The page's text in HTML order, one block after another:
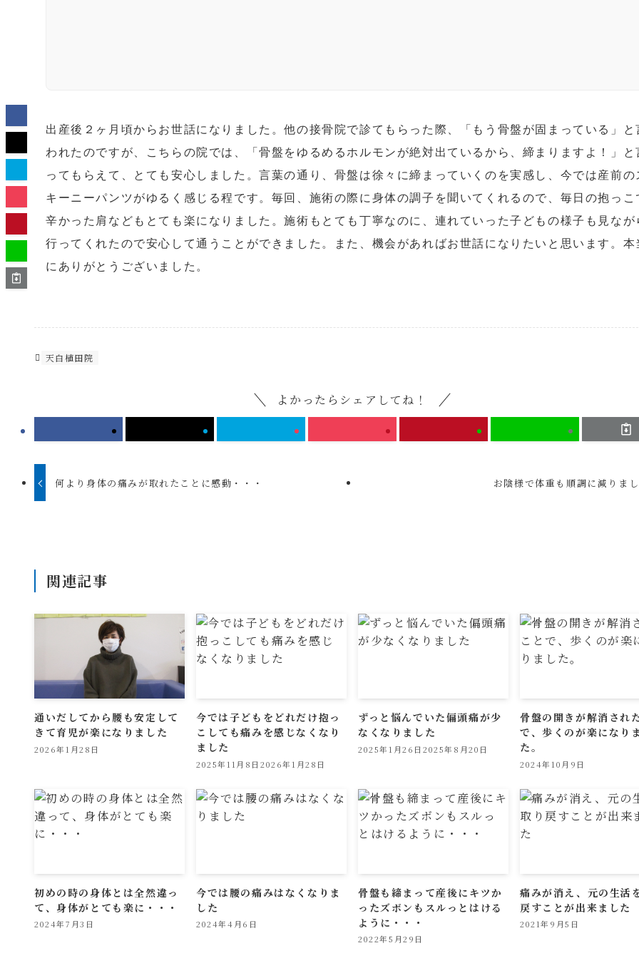
出産後２ヶ月頃からお世話になりました。他の接骨院で診てもらった際、「もう骨盤が固まっている」と
われたのですが、こちらの院では、「骨盤をゆるめるホルモンが絶対出ているから、締まりますよ！」と
ってもらえて、とても安心しました。言葉の通り、骨盤は徐々に締まっていくのを実感し、今では産前の
キーニーパンツがゆるく感じる程です。毎回、施術の際に身体の調子を聞いてくれるので、毎日の抱っこ
辛かった肩などもとても楽になりました。施術もとても丁寧なのに、連れていった子どもの様子も見なが
行ってくれたので安心して通うことができました。また、機会があればお世話になりたいと思います。本
にありがとうございました。
天白植田院
よかったらシェアしてね！
何より身体の痛みが取れたことに感動・・・ お陰様で体重も順調に減りま
関連記事
通いだしてから腰も安定して
きて育児が楽になりました
2026年1月28日
今では子どもをどれだけ抱っ
こしても痛みを感じなくなり
ました
2025年11月8日 2026年1月28日
ずっと悩んでいた偏頭痛が少
なくなりました
2025年1月26日 2025年8月20日
骨盤の開きが解消され
で、歩くのが楽になり
た。
2024年10月9日
初めの時の身体とは全然違っ
て、身体がとても楽に・・・
2024年7月3日
今では腰の痛みはなくなりま
した
2024年4月6日
骨盤も締まって産後にキツか
ったズボンもスルっとはける
ように・・・
2022年5月29日
痛みが消え、元の生活
戻すことが出来ました
2021年9月5日